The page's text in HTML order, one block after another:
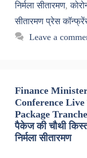
निर्मला सीतारमण,
सीतारमण प्रेस
Leave a
Finance
Conference
Package
पैकेज की चौथी किस्त
निर्मला सीतारमण